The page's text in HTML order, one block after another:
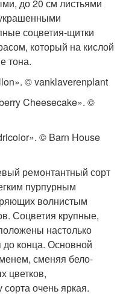
до 20 см листьями
соцветия-щитки
который на кислой
тона.
© vanklaverenplant
Cheesecake». ©
© Barn House
ремонтантный сорт
пурпурным
волнистым
Соцветия крупные,
настолько
до конца. Основной
сменяя бело-
цветков,
очень яркая.